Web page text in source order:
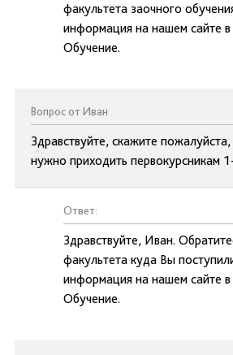
факультета заочного
информация на нашем сайте в
Обучение.
Вопрос от Иван
Здравствуйте, скажите
нужно приходить первокурсникам
Ответ:
Здравствуйте, Иван.
факультета куда Вы
информация на нашем сайте в
Обучение.